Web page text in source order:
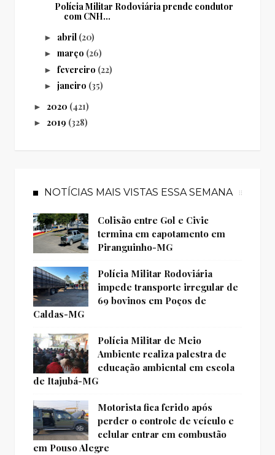
Polícia Militar Rodoviária prende condutor
com CNH...
► abril (20)
► março (26)
► fevereiro (22)
► janeiro (35)
► 2020 (421)
► 2019 (328)
NOTÍCIAS MAIS VISTAS ESSA SEMANA
Colisão entre Gol e Civic
termina em capotamento em
Piranguinho-MG
Polícia Militar Rodoviária
impede transporte irregular de
69 bovinos em Poços de
Caldas-MG
Polícia Militar de Meio
Ambiente realiza palestra de
educação ambiental em escola
de Itajubá-MG
Motorista fica ferido após
perder o controle de veículo e
celular entrar em combustão
em Pouso Alegre